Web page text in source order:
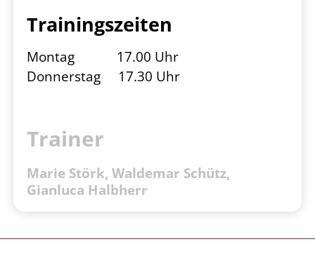
Trainingszeiten
Montag 17.00 Uhr
Donnerstag 17.30 Uhr
Trainer
Marie Störk, Waldemar Schütz,
Gianluca Halbherr